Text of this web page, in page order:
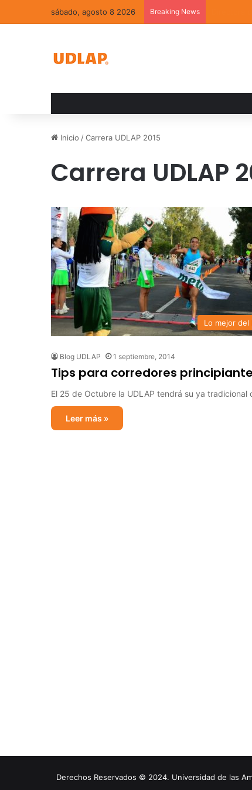
sábado, agosto 8 2026 Breaking News
Inicio /Carrera UDLAP 2015
Carrera UDLAP
Lo mejor del
Blog UDLAP 1 septiembre, 2014
Tips para corredores
El 25 de Octubre la UDLAP tendrá su ya
Leer más »
Derechos Reservados © 2024. Universidad de las